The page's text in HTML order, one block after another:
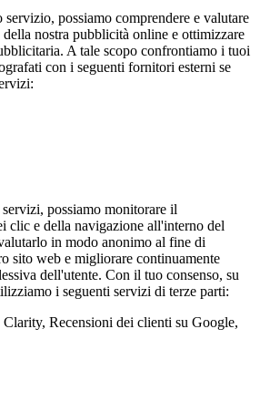
servizio, possiamo comprendere e valutare
nostra pubblicità online e ottimizzare
A tale scopo confrontiamo i tuoi
con i seguenti fornitori esterni se
possiamo monitorare il
clic e della navigazione all'interno del
in modo anonimo al fine di
sito web e migliorare continuamente
dell'utente. Con il tuo consenso, su
i seguenti servizi di terze parti:
Recensioni dei clienti su Google,